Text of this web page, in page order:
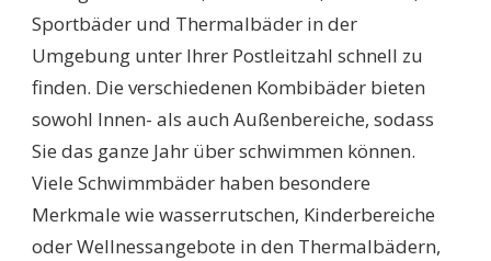
Sportbäder und Thermalbäder in der
Umgebung unter Ihrer Postleitzahl schnell zu
finden. Die verschiedenen Kombibäder bieten
sowohl Innen- als auch Außenbereiche, sodass
Sie das ganze Jahr über schwimmen können.
Viele Schwimmbäder haben besondere
Merkmale wie wasserrutschen, Kinderbereiche
oder Wellnessangebote in den Thermalbädern,